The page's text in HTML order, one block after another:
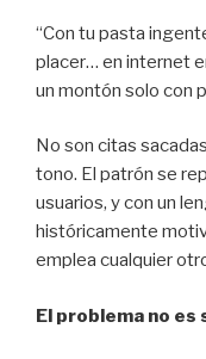
“Con tu pasta
placer… en internet
un montón solo con
No son citas
tono. El patrón se
usuarios, y con un
históricamente
emplea cualquier
El problema no es